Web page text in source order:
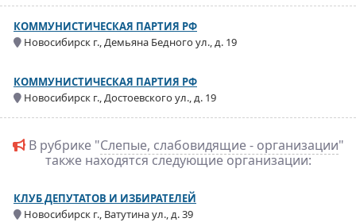
КОММУНИСТИЧЕСКАЯ ПАРТИЯ РФ
Новосибирск г., Демьяна Бедного ул., д. 19
КОММУНИСТИЧЕСКАЯ ПАРТИЯ РФ
Новосибирск г., Достоевского ул., д. 19
В рубрике "Слепые, слабовидящие - организации"
также находятся следующие организации:
КЛУБ ДЕПУТАТОВ И ИЗБИРАТЕЛЕЙ
Новосибирск г., Ватутина ул., д. 39